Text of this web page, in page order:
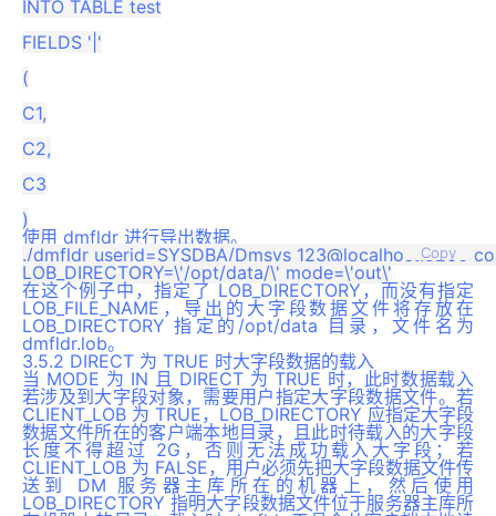
INTO TABLE test
FIELDS '|'
(
C1,
C2,
C3
使用 dmfldr 进行导出数据。
Copy
./dmfldr userid=SYSDBA/Dmsys_123@localhost:5236
在这个例子中，指定了 LOB_DIRECTORY，而没有指定
LOB_FILE_NAME，导出的大字段数据文件将存放在
LOB_DIRECTORY 指定的/opt/data 目录，文件名为
dmfldr.lob。
3.5.2 DIRECT 为 TRUE 时大字段数据的载入
当 MODE 为 IN 且 DIRECT 为 TRUE 时，此时数据载入
若涉及到大字段对象，需要用户指定大字段数据文件。若
CLIENT_LOB 为 TRUE，LOB_DIRECTORY 应指定大字段
数据文件所在的客户端本地目录，且此时待载入的大字段
长度不得超过 2G，否则无法成功载入大字段；若
CLIENT_LOB 为 FALSE，用户必须先把大字段数据文件传
送到 DM 服务器主库所在的机器上，然后使用
LOB_DIRECTORY 指明大字段数据文件位于服务器主库所